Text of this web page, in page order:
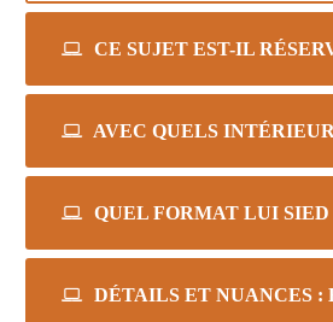
CE SUJET EST-IL
AVEC QUELS
QUEL FORMAT LUI SIED
DÉTAILS ET NUANCES :